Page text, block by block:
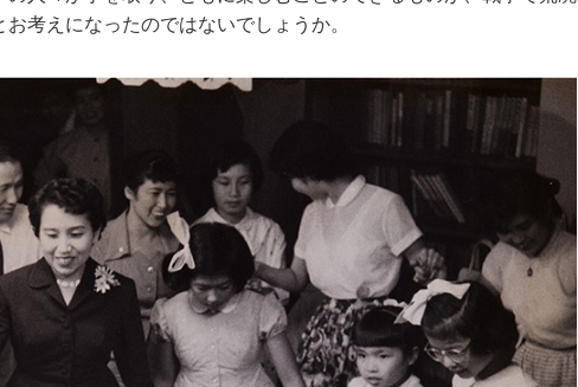
考えになったのではないでしょうか。